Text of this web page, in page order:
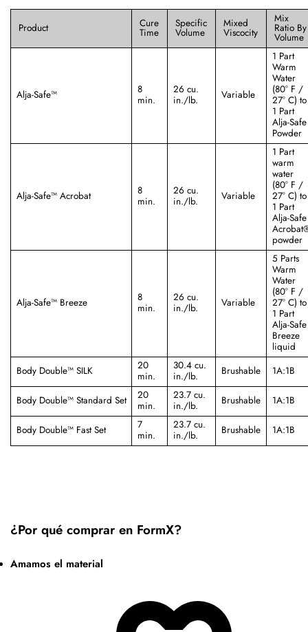
Product Cure
Time
Specific
Volume
Mixed
Viscocity
Mix
Ratio By
Volume
Alja-Safe™
8
min.
26 cu.
in./lb.
Variable
1 Part
Warm
Water
(80° F /
27° C) to
1 Part
Alja-Safe
Powder
Alja-Safe™ Acrobat
8
min.
26 cu.
in./lb.
Variable
1 Part
warm
water
(80° F /
27° C) to
1 Part
Alja-Safe
powder
Alja-Safe™ Breeze
8
min.
26 cu.
in./lb.
Variable
5 Parts
Warm
Water
(80° F /
27° C) to
1 Part
Alja-Safe
Breeze
liquid
Body Double™ SILK
20
min.
30.4 cu.
in./lb.
Brushable 1A:1B
Body Double™ Standard Set
20
min.
23.7 cu.
in./lb.
Brushable 1A:1B
Body Double™ Fast Set
7
min.
23.7 cu.
in./lb.
Brushable 1A:1B
¿Por qué comprar en FormX?
Amamos el material